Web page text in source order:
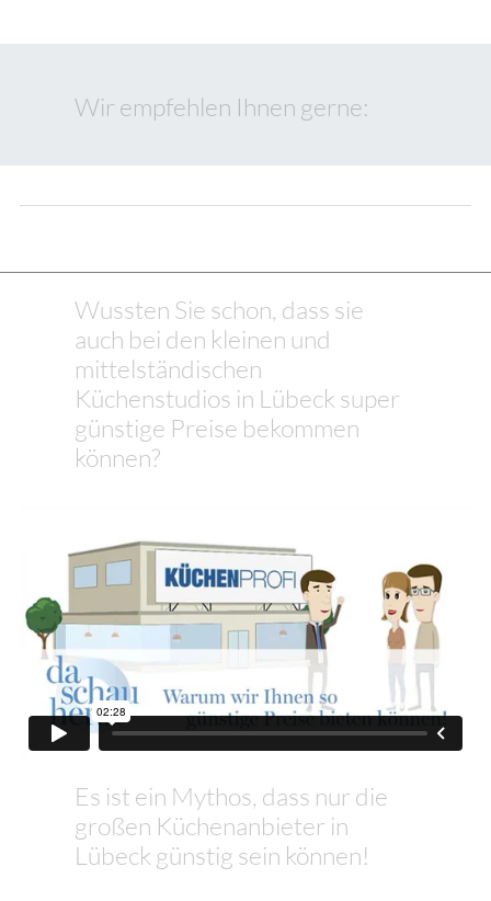
Wir empfehlen Ihnen gerne:
Wussten Sie schon, dass sie
auch bei den kleinen und
mittelständischen
Küchenstudios in Lübeck super
günstige Preise bekommen
können?
Es ist ein Mythos, dass nur die
großen Küchenanbieter in
Lübeck günstig sein können!